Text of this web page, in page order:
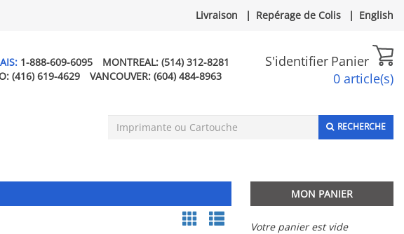
Livraison | Repérage de Colis | English
1-888-609-6095 MONTREAL: (514) 312-8281
(416) 619-4629 VANCOUVER: (604) 484-8963
S'identifier Panier
0 article(s)
RECHERCHE
MON PANIER
Votre panier est vide